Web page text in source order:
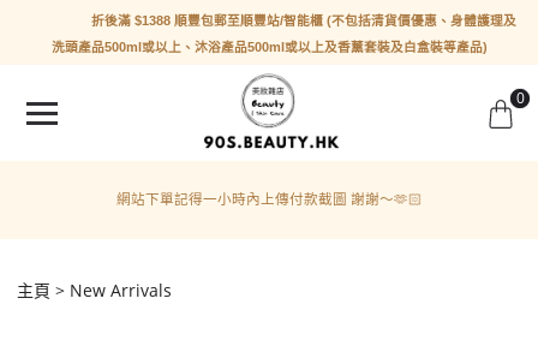
折後滿 $1388 順豐包郵至順豐站/智能櫃 (不包括清貨價優惠、身體護理及
洗頭產品500ml或以上、沐浴產品500ml或以上及香薰套裝及白盒裝等產品)
0
網站下單記得一小時內上傳付款截圖 謝謝～🫶🏻
主頁 New Arrivals